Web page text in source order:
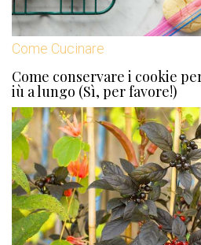
Come Cucinare
Come conservare i cookie
iù a lungo (Sì, per favore!)